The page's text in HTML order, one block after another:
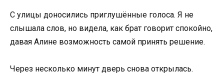
С улицы доносились приглушённые голоса. Я не
слышала слов, но видела, как брат говорит спокойно,
давая Алине возможность самой принять решение.
Через несколько минут дверь снова открылась.